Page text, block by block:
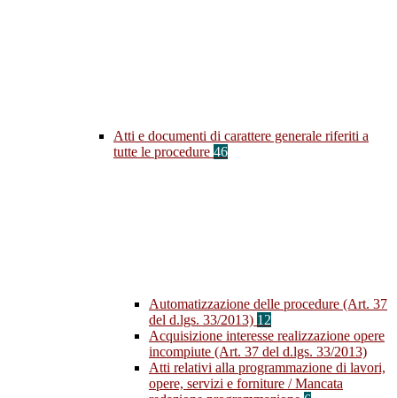
Atti e documenti di carattere generale riferiti a
tutte le procedure 46
Automatizzazione delle procedure (Art. 37
del d.lgs. 33/2013) 12
Acquisizione interesse realizzazione opere
incompiute (Art. 37 del d.lgs. 33/2013)
Atti relativi alla programmazione di lavori,
opere, servizi e forniture / Mancata